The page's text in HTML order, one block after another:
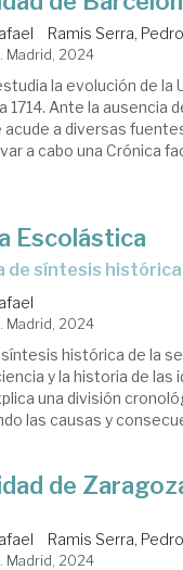
Ramis Serra, Pedro
Madrid, 2024
la evolución de la
1714. Ante la ausencia
acude a diversas
a cabo una Crónica
Escolástica
de síntesis histórica
Madrid, 2024
histórica de la
y la historia de las
una división
las causas y
de
Ramis Serra, Pedro
Madrid, 2024